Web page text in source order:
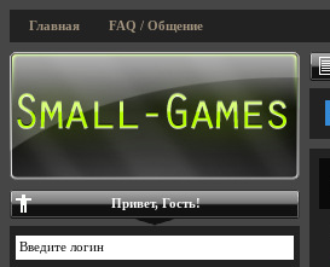
Главная FAQ / Общение
Привет, Гость!